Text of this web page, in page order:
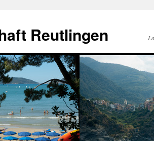
Reutlingen